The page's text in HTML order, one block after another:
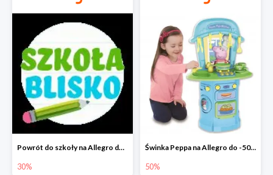
Powrót do szkoły na Allegro do -30%
30%
Świnka Peppa na Allegro do -50%
50%